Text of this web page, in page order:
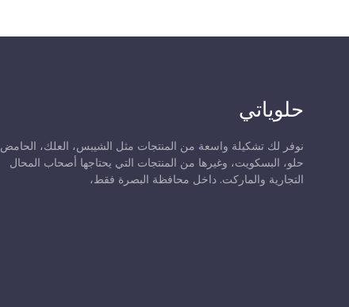
حلوياتي
نوفر لك تشكيلة واسعة من المنتجات مثل الشيبس، العلك، الحامض
حلو، البسكويت، وغيرها من المنتجات التي يحتاجها أصحاب المحال
التجارية والماركت. داخل محافظة البصرة فقط،